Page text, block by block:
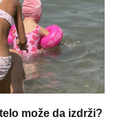
može da izdrži?